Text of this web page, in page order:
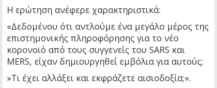
Η ερώτηση ανέφερε χαρακτηριστικά:
«Δεδομένου ότι αντλούμε ένα μεγάλο μέρος της
επιστημονικής πληροφόρησης για το νέο
κορονοϊό από τους συγγενείς του SARS και
MERS, είχαν δημιουργηθεί εμβόλια για αυτούς;
»Τι έχει αλλάξει και εκφράζετε αισιοδοξία;».